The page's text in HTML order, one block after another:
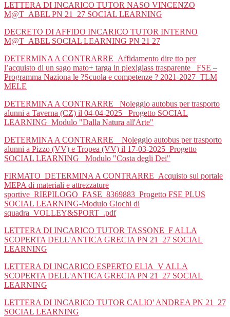
LETTERA DI INCARICO TUTOR NASO VINCENZO
M@T_ABEL PN 21_27 SOCIAL LEARNING
DECRETO DI AFFIDO INCARICO TUTOR INTERNO
M@T_ABEL SOCIAL LEARNING PN 21 27
DETERMINA A CONTRARRE_Affidamento dire tto per
l’acquisto di un sago mato+ targa in plexiglass trasparente_ FSE –
Programma Naziona le ?Scuola e competenze ? 2021-2027_TLM
MELE
DETERMINA A CONTRARRE_ Noleggio autobus per trasporto
alunni a Taverna (CZ) il 04-04-2025_ Progetto SOCIAL
LEARNING_Modulo "Dalla Natura all'Arte"
DETERMINA A CONTRARRE__Noleggio autobus per trasporto
alunni a Pizzo (VV) e Tropea (VV) il 17-03-2025_Progetto
SOCIAL LEARNING_ Modulo "Costa degli Dei"
FIRMATO_DETERMINA A CONTRARRE_Acquisto sul portale
MEPA di materiali e attrezzature
sportive_RIEPILOGO_FASE_8369883_Progetto FSE PLUS
SOCIAL LEARNING-Modulo Giochi di
squadra_VOLLEY&SPORT_.pdf
LETTERA DI INCARICO TUTOR TASSONE_F ALLA
SCOPERTA DELL'ANTICA GRECIA PN 21_27 SOCIAL
LEARNING
LETTERA DI INCARICO ESPERTO ELIA_V ALLA
SCOPERTA DELL'ANTICA GRECIA PN 21_27 SOCIAL
LEARNING
LETTERA DI INCARICO TUTOR CALIO' ANDREA PN 21_27
SOCIAL LEARNING